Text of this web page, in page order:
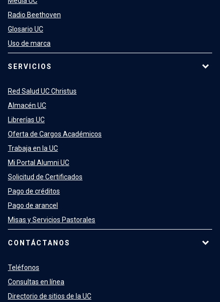
Radio Beethoven
Glosario UC
Uso de marca
SERVICIOS
Red Salud UC Christus
Almacén UC
Librerías UC
Oferta de Cargos Académicos
Trabaja en la UC
Mi Portal Alumni UC
Solicitud de Certificados
Pago de créditos
Pago de arancel
Misas y Servicios Pastorales
CONTÁCTANOS
Teléfonos
Consultas en línea
Directorio de sitios de la UC